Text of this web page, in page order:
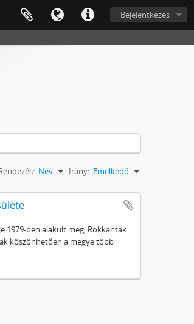
Bejelentkezés
Név Irány: Emelkedő
1979-ben alakult meg, Rokkantak
köszönhetően a megye több